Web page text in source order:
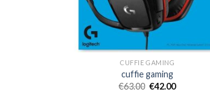
CUFFIE GAMING
cuffie gaming
€63.00 €42.00